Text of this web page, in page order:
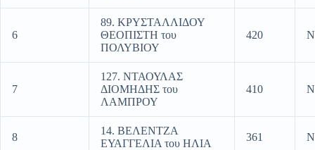
6
89. ΚΡΥΣΤΑΛΛΙΔΟΥ
ΘΕΟΠΙΣΤΗ του
ΠΟΛΥΒΙΟΥ
420
7
127. ΝΤΑΟΥΛΑΣ
ΔΙΟΜΗΔΗΣ του
ΛΑΜΠΡΟΥ
410
8
14. ΒΕΛΕΝΤΖΑ
ΕΥΑΓΓΕΛΙΑ του ΗΛΙΑ
361